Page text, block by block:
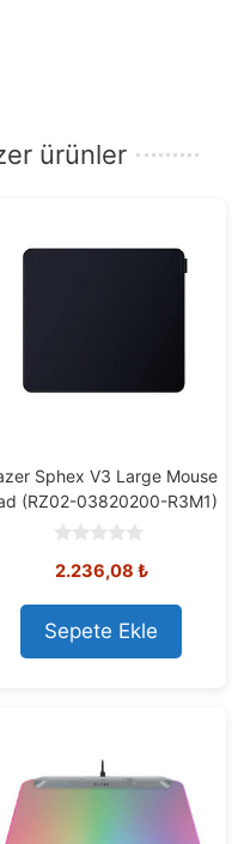
ürünler
Sphex V3 Large Mouse
(RZ02-03820200-R3M1)
o
t
o
f
5
2.236,08 ₺
Sepete Ekle